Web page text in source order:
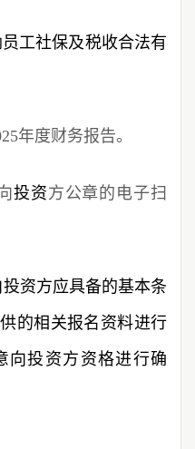
工社保及税收合法有
年度财务报告。
投资方公章的电子扫
资方应具备的基本条
的相关报名资料进行
向投资方资格进行确